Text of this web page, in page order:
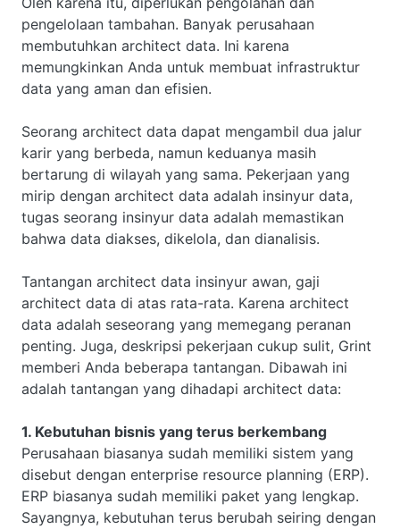
pengelolaan tambahan. Banyak perusahaan
membutuhkan architect data. Ini karena
memungkinkan Anda untuk membuat infrastruktur
data yang aman dan efisien.
Seorang architect data dapat mengambil dua jalur
karir yang berbeda, namun keduanya masih
bertarung di wilayah yang sama. Pekerjaan yang
mirip dengan architect data adalah insinyur data,
tugas seorang insinyur data adalah memastikan
bahwa data diakses, dikelola, dan dianalisis.
Tantangan architect data insinyur awan, gaji
architect data di atas rata-rata. Karena architect
data adalah seseorang yang memegang peranan
penting. Juga, deskripsi pekerjaan cukup sulit, Grint
memberi Anda beberapa tantangan. Dibawah ini
adalah tantangan yang dihadapi architect data:
1. Kebutuhan bisnis yang terus berkembang
Perusahaan biasanya sudah memiliki sistem yang
disebut dengan enterprise resource planning (ERP).
ERP biasanya sudah memiliki paket yang lengkap.
Sayangnya, kebutuhan terus berubah seiring dengan